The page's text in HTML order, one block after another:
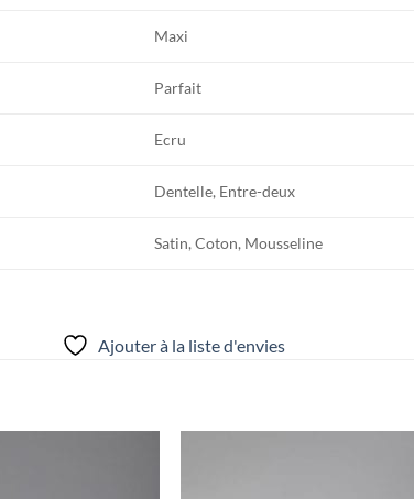
Maxi
Parfait
Ecru
Dentelle, Entre-deux
Satin, Coton, Mousseline
Ajouter à la liste d'envies